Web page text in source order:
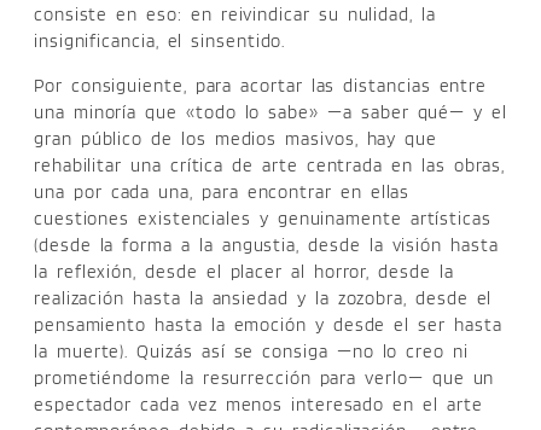
consiste en eso: en reivindicar su nulidad, la
insignificancia, el sinsentido.
Por consiguiente, para acortar las distancias entre
una minoría que «todo lo sabe» —a saber qué— y el
gran público de los medios masivos, hay que
rehabilitar una crítica de arte centrada en las obras,
una por cada una, para encontrar en ellas
cuestiones existenciales y genuinamente artísticas
(desde la forma a la angustia, desde la visión hasta
la reflexión, desde el placer al horror, desde la
realización hasta la ansiedad y la zozobra, desde el
pensamiento hasta la emoción y desde el ser hasta
la muerte). Quizás así se consiga —no lo creo ni
prometiéndome la resurrección para verlo— que un
espectador cada vez menos interesado en el arte